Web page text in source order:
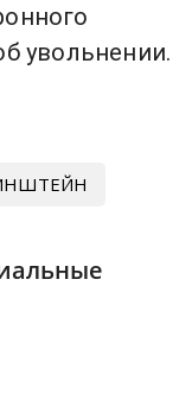
увольнении.